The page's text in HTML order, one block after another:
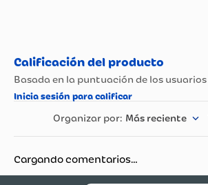
Más reciente
Cargando comentarios…